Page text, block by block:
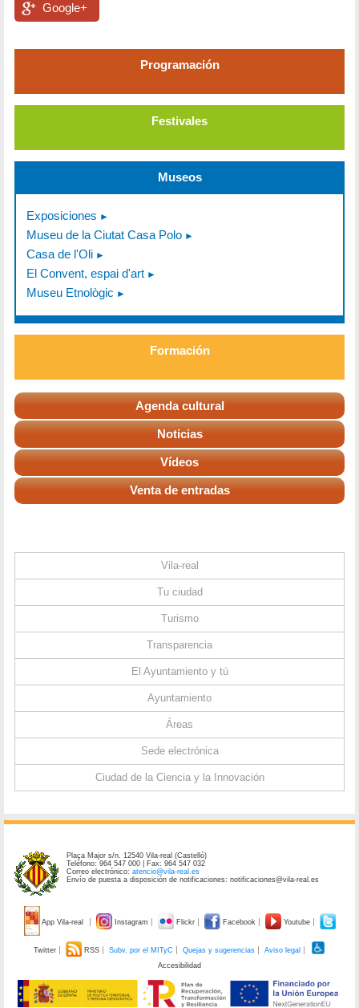
Google+
Programación
Festivales
Museos
Exposiciones
Museu de la Ciutat Casa Polo
Casa de l'Oli
El Convent, espai d'art
Museu Etnològic
Formación
Agenda cultural
Noticias
Vídeos
Venta de entradas
Vila-real
Tu ciudad
Turismo
Transparencia
El Ayuntamiento y tú
Ayuntamiento
Áreas
Sede electrónica
Ciudad de la Ciencia y la Innovación
Plaça Major s/n. 12540 Vila-real (Castelló)
Teléfono: 964 547 000 | Fax: 964 547 032
Correo electrónico:atencio@vila-real.es
Envío de puesta a disposición de notificaciones: notificaciones@vila-real.es
App Vila-real Instagram Flickr Facebook Youtube
Twitter RSS Subv. por el MITyC Quejas y sugerencias
Aviso legal
Accesibilidad